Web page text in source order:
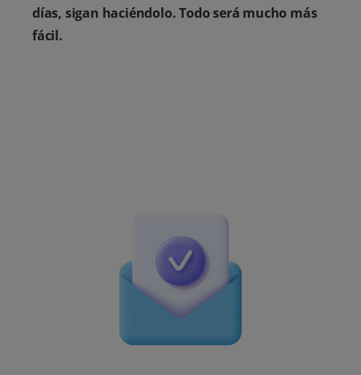
días, sigan haciéndolo. Todo será mucho más
fácil.